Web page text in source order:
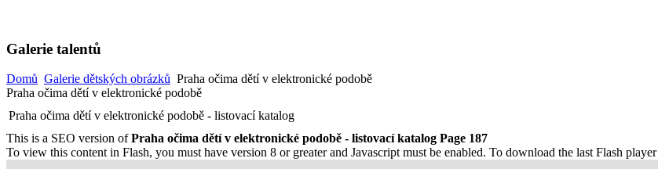
Galerie talentů
Domů Galerie dětských obrázků Praha očima dětí v elektronické podobě
Praha očima dětí v elektronické podobě
Praha očima dětí v elektronické podobě - listovací katalog
This is a SEO version ofPraha očima dětí v elektronické podobě - listovací katalog Page 187
To view this content in Flash, you must have version 8 or greater and Javascript must be enabled. To download the last Flash player